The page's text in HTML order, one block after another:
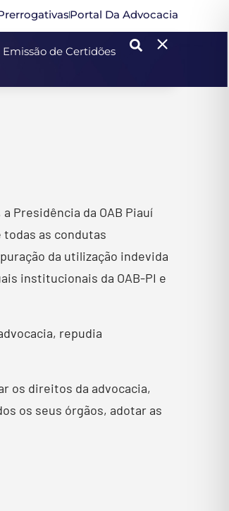
Portal Da Advocacia
Emissão de Certidões
Presidência da OAB Piauí
as condutas
da utilização indevida
institucionais da OAB-PI e
repudia
os direitos da advocacia,
os seus órgãos, adotar as